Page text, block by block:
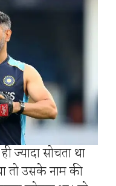
ज्यादा सोचता था
तो उसके नाम की